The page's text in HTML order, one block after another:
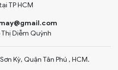
TP HCM
Diễm Quỳnh
Kỳ, Quận Tân Phú , HCM.